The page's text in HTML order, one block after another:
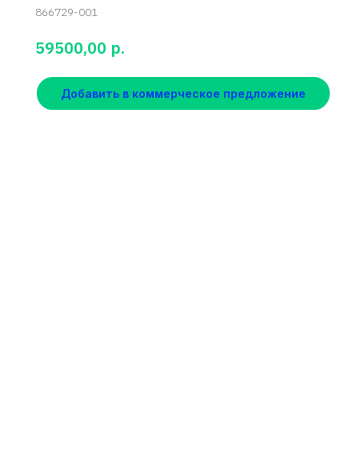
866729-001
59500,00 р.
Добавить в коммерческое предложение